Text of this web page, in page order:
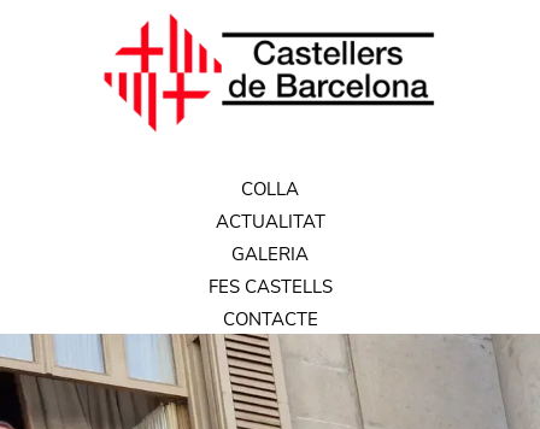
COLLA
ACTUALITAT
GALERIA
FES CASTELLS
CONTACTE